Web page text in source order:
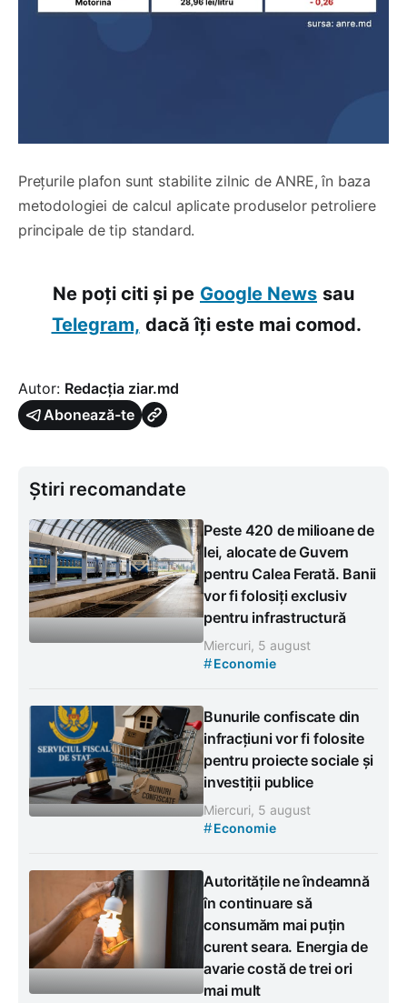
Prețurile plafon sunt stabilite zilnic de ANRE, în baza
metodologiei de calcul aplicate produselor petroliere
principale de tip standard.
Ne poți citi și pe Google News sau
Telegram, dacă îți este mai comod.
Autor: Redacția ziar.md
Abonează-te
Știri recomandate
Peste 420 de milioane de
lei, alocate de Guvern
pentru Calea Ferată. Banii
vor fi folosiți exclusiv
pentru infrastructură
Miercuri, 5 august
#Economie
Bunurile confiscate din
infracțiuni vor fi folosite
pentru proiecte sociale și
investiții publice
Miercuri, 5 august
#Economie
Autoritățile ne îndeamnă
în continuare să
consumăm mai puțin
curent seara. Energia de
avarie costă de trei ori
mai mult